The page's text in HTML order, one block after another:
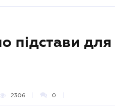
підстави для
2306 0